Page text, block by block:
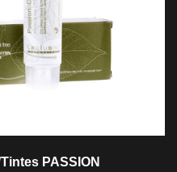
Tintes PASSION